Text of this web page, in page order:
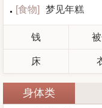
[食物] 梦见年糕
钱
床
身体类